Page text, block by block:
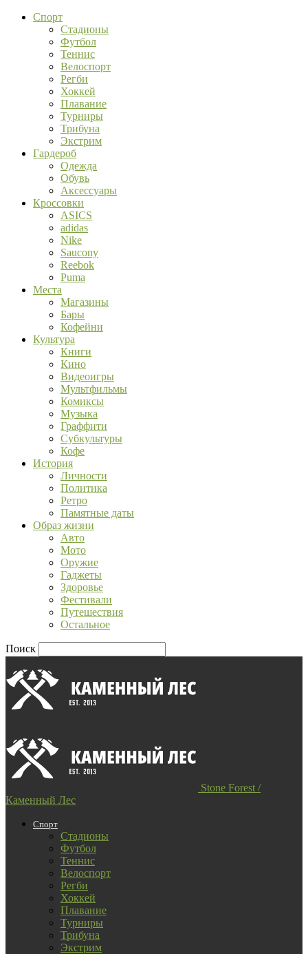
Спорт
Стадионы
Футбол
Теннис
Велоспорт
Регби
Хоккей
Плавание
Турниры
Трибуна
Экстрим
Гардероб
Одежда
Обувь
Аксессуары
Кроссовки
ASICS
adidas
Nike
Saucony
Reebok
Puma
Места
Магазины
Бары
Кофейни
Культура
Книги
Кино
Видеоигры
Мультфильмы
Комиксы
Музыка
Граффити
Субкультуры
Кофе
История
Личности
Политика
Ретро
Памятные даты
Образ жизни
Авто
Мото
Оружие
Гаджеты
Здоровье
Фестивали
Путешествия
Остальное
Поиск
Stone Forest /
Каменный Лес
Спорт
Стадионы
Футбол
Теннис
Велоспорт
Регби
Хоккей
Плавание
Турниры
Трибуна
Экстрим